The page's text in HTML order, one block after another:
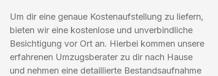
Um dir eine genaue Kostenaufstellung zu liefern,
bieten wir eine kostenlose und unverbindliche
Besichtigung vor Ort an. Hierbei kommen unsere
erfahrenen Umzugsberater zu dir nach Hause
und nehmen eine detaillierte Bestandsaufnahme